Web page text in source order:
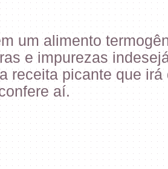
um alimento
e impurezas
receita picante que irá
aí.